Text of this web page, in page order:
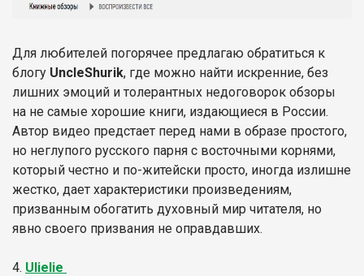
Для любителей погорячее предлагаю обратиться к
блогу UncleShurik, где можно найти искренние, без
лишних эмоций и толерантных недоговорок обзоры
на не самые хорошие книги, издающиеся в России.
Автор видео предстает перед нами в образе простого,
но неглупого русского парня с восточными корнями,
который честно и по-житейски просто, иногда излишне
жестко, дает характеристики произведениям,
призванным обогатить духовный мир читателя, но
явно своего призвания не оправдавших.
4. Ulielie